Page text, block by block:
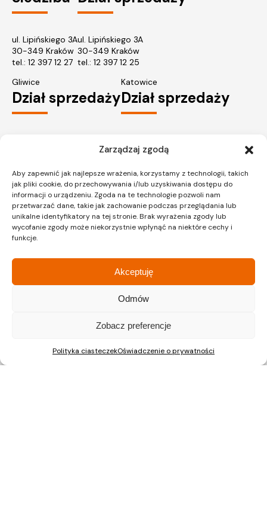
Zarządzaj zgodą
Aby zapewnić jak najlepsze wrażenia, korzystamy z technologii, takich
jak pliki cookie, do przechowywania i/lub uzyskiwania dostępu do
informacji o urządzeniu. Zgoda na te technologie pozwoli nam
przetwarzać dane, takie jak zachowanie podczas przeglądania lub
unikalne identyfikatory na tej stronie. Brak wyrażenia zgody lub
wycofanie zgody może niekorzystnie wpłynąć na niektóre cechy i
funkcje.
Akceptuję
Odmów
Zobacz preferencje
Polityka ciasteczekOświadczenie o prywatności
ul. Lipińskiego 3A
30-349 Kraków
tel.: 12 397 12 27
ul. Lipińskiego 3A
30-349 Kraków
tel.: 12 397 12 25
Gliwice
Dział sprzedaży
Katowice
Dział sprzedaży
40-101 Katowice
Warszawa
Dział sprzedaży
ul. Pałuków 2, LOK 12
tel.: 22 597 23 72